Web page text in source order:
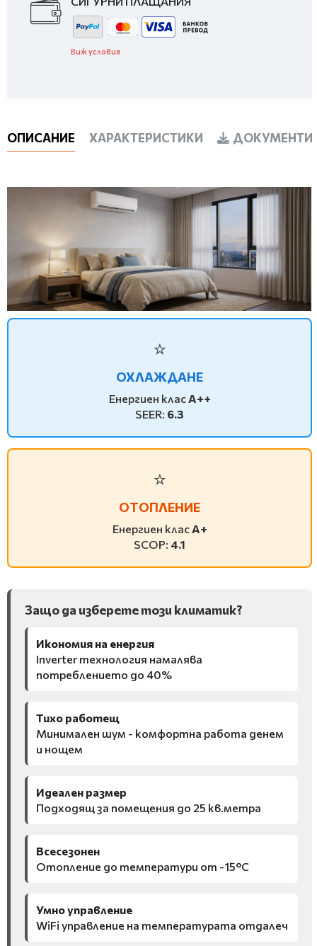
Виж условия
ОПИСАНИЕ ХАРАКТЕРИСТИКИ ДОКУМЕНТИ
⭐
ОХЛАЖДАНЕ
Енергиен клас A++
SEER: 6.3
⭐
ОТОПЛЕНИЕ
Енергиен клас A+
SCOP: 4.1
Защо да изберете този климатик?
Икономия на енергия
Inverter технология намалява
потреблението до 40%
Тихо работещ
Минимален шум - комфортна работа денем
и нощем
Идеален размер
Подходящ за помещения до 25 кв.метра
Всесезонен
Отопление до температури от -15°C
Умно управление
WiFi управление на температурата отдалеч